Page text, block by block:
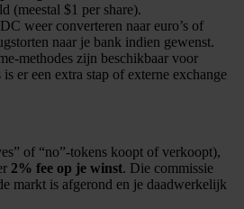
(meestal $1 per share).
weer converteren naar euro’s of
naar je bank indien gewenst.
methodes zijn beschikbaar voor
er een extra stap of externe exchange
of “no”-tokens koopt of verkoopt),
2% fee op je winst. Die commissie
markt is afgerond en je daadwerkelijk